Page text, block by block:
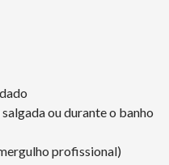
ou durante o banho
profissional)